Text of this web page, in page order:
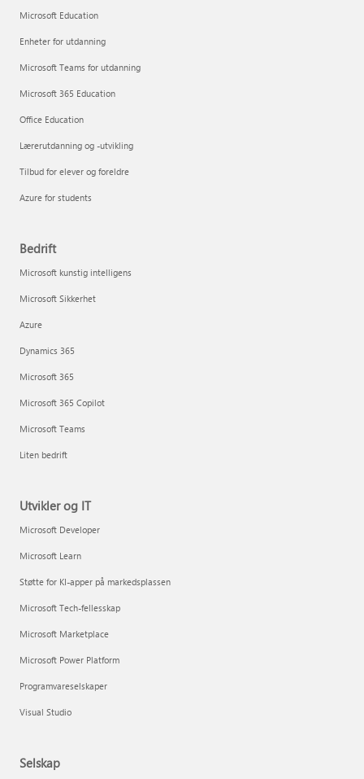
Microsoft Education
Enheter for utdanning
Microsoft Teams for utdanning
Microsoft 365 Education
Office Education
Lærerutdanning og -utvikling
Tilbud for elever og foreldre
Azure for students
Bedrift
Microsoft kunstig intelligens
Microsoft Sikkerhet
Azure
Dynamics 365
Microsoft 365
Microsoft 365 Copilot
Microsoft Teams
Liten bedrift
Utvikler og IT
Microsoft Developer
Microsoft Learn
Støtte for KI-apper på markedsplassen
Microsoft Tech-fellesskap
Microsoft Marketplace
Microsoft Power Platform
Programvareselskaper
Visual Studio
Selskap